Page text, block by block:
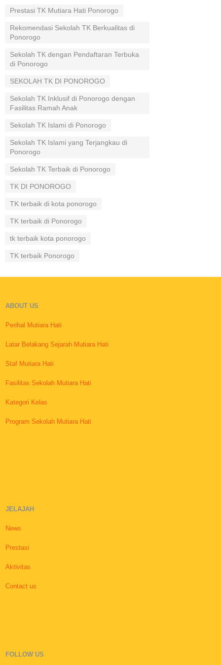
Prestasi TK Mutiara Hati Ponorogo
Rekomendasi Sekolah TK Berkualitas di
Ponorogo
Sekolah TK dengan Pendaftaran Terbuka
di Ponorogo
SEKOLAH TK DI PONOROGO
Sekolah TK Inklusif di Ponorogo dengan
Fasilitas Ramah Anak
Sekolah TK Islami di Ponorogo
Sekolah TK Islami yang Terjangkau di
Ponorogo
Sekolah TK Terbaik di Ponorogo
TK DI PONOROGO
TK terbaik di kota ponorogo
TK terbaik di Ponorogo
tk terbaik kota ponorogo
TK terbaik Ponorogo
ABOUT US
Perihal Mutiara Hati
Latar Belakang Sejarah Mutiara Hati
Staf Mutiara Hati
Fasilitas Sekolah Mutiara Hati
Kategori Kelas
Program Sekolah Mutiara Hati
JELAJAH
News
Prestasi
Aktivitas
Contact us
FOLLOW US